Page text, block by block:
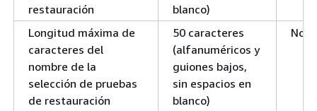
restauración
blanco)
Longitud máxima de
caracteres del
nombre de la
selección de pruebas
de restauración
50 caracteres
(alfanuméricos y
guiones bajos,
sin espacios en
blanco)
No